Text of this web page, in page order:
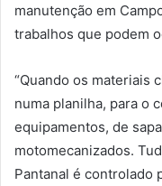
manutenção em
trabalhos que podem
“Quando os materiais
numa planilha, para o
equipamentos, de
motomecanizados.
Pantanal é controlado